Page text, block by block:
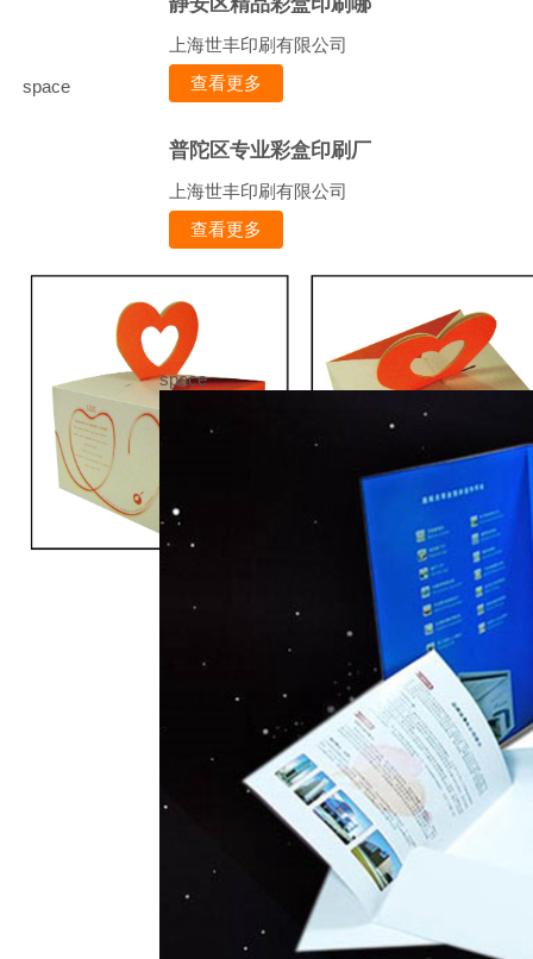
上海世丰印刷有限公司
查看更多
space
普陀区专业彩盒印刷厂
上海世丰印刷有限公司
查看更多
space